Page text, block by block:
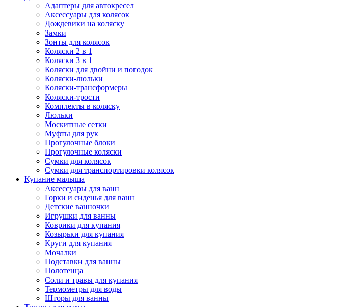
Адаптеры для автокресел
Аксессуары для колясок
Дождевики на коляску
Замки
Зонты для колясок
Коляски 2 в 1
Коляски 3 в 1
Коляски для двойни и погодок
Коляски-люльки
Коляски-трансформеры
Коляски-трости
Комплекты в коляску
Люльки
Москитные сетки
Муфты для рук
Прогулочные блоки
Прогулочные коляски
Сумки для колясок
Сумки для транспортировки колясок
Купание малыша
Аксессуары для ванн
Горки и сиденья для ванн
Детские ванночки
Игрушки для ванны
Коврики для купания
Козырьки для купания
Круги для купания
Мочалки
Подставки для ванны
Полотенца
Соли и травы для купания
Термометры для воды
Шторы для ванны